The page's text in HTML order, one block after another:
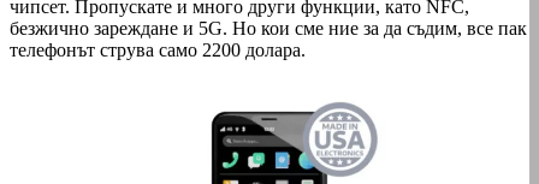
чипсет. Пропускате и много други функции, като NFC,
безжично зареждане и 5G. Но кои сме ние за да съдим, все пак
телефонът струва само 2200 долара.